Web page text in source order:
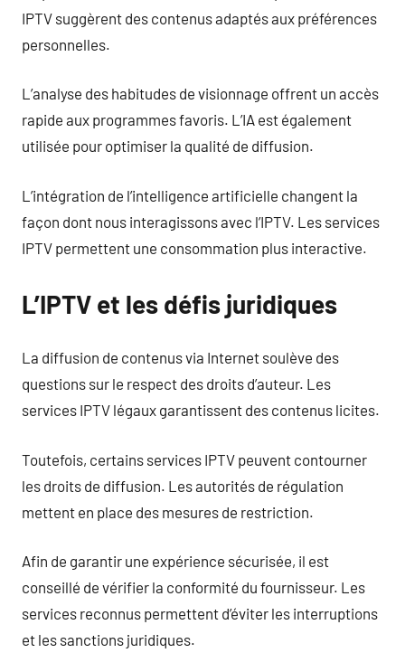
IPTV suggèrent des contenus adaptés aux préférences
personnelles.
L’analyse des habitudes de visionnage offrent un accès
rapide aux programmes favoris. L’IA est également
utilisée pour optimiser la qualité de diffusion.
L’intégration de l’intelligence artificielle changent la
façon dont nous interagissons avec l’IPTV. Les services
IPTV permettent une consommation plus interactive.
L’IPTV et les défis juridiques
La diffusion de contenus via Internet soulève des
questions sur le respect des droits d’auteur. Les
services IPTV légaux garantissent des contenus licites.
Toutefois, certains services IPTV peuvent contourner
les droits de diffusion. Les autorités de régulation
mettent en place des mesures de restriction.
Afin de garantir une expérience sécurisée, il est
conseillé de vérifier la conformité du fournisseur. Les
services reconnus permettent d’éviter les interruptions
et les sanctions juridiques.